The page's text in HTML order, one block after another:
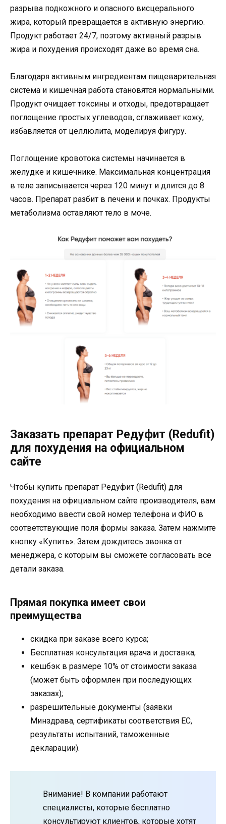
разрыва подкожного и опасного висцерального
жира, который превращается в активную энергию.
Продукт работает 24/7, поэтому активный разрыв
жира и похудения происходят даже во время сна.
Благодаря активным ингредиентам пищеварительная
система и кишечная работа становятся нормальными.
Продукт очищает токсины и отходы, предотвращает
поглощение простых углеводов, сглаживает кожу,
избавляется от целлюлита, моделируя фигуру.
Поглощение кровотока системы начинается в
желудке и кишечнике. Максимальная концентрация
в теле записывается через 120 минут и длится до 8
часов. Препарат разбит в печени и почках. Продукты
метаболизма оставляют тело в моче.
Заказать препарат Редуфит (Redufit)
для похудения на официальном
сайте
Чтобы купить препарат Редуфит (Redufit) для
похудения на официальном сайте производителя, вам
необходимо ввести свой номер телефона и ФИО в
соответствующие поля формы заказа. Затем нажмите
кнопку «Купить». Затем дождитесь звонка от
менеджера, с которым вы сможете согласовать все
детали заказа.
Прямая покупка имеет свои
преимущества
скидка при заказе всего курса;
Бесплатная консультация врача и доставка;
кешбэк в размере 10% от стоимости заказа
(может быть оформлен при последующих
заказах);
разрешительные документы (заявки
Минздрава, сертификаты соответствия ЕС,
результаты испытаний, таможенные
декларации).
Внимание! В компании работают
специалисты, которые бесплатно
консультируют клиентов, которые хотят